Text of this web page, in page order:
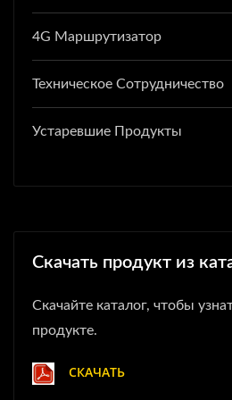
4G Маршрутизатор
Техническое Сотрудничество
Устаревшие Продукты
Скачать продукт из
Скачайте каталог, чтобы
продукте.
СКАЧАТЬ